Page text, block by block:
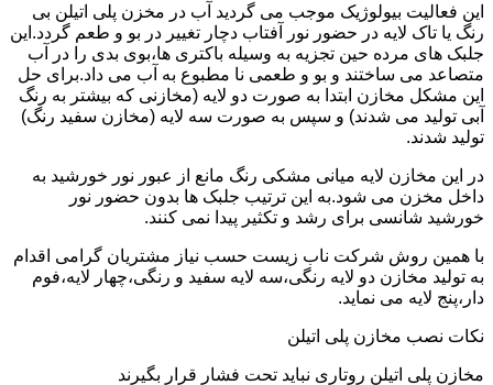
این فعالیت بیولوژیک موجب می گردید آب در مخزن پلی اتیلن بی
رنگ یا تاک لایه در حضور نور آفتاب دچار تغییر در بو و طعم گردد.این
جلبک های مرده حین تجزیه به وسیله باکتری ها،بوی بدی را در آب
متصاعد می ساختند و بو و طعمی نا مطبوع به آب می داد.برای حل
این مشکل مخازن ابتدا به صورت دو لایه (مخازنی که بیشتر به رنگ
آبی تولید می شدند) و سپس به صورت سه لایه (مخازن سفید رنگ)
تولید شدند.
در این مخازن لایه میانی مشکی رنگ مانع از عبور نور خورشید به
داخل مخزن می شود.به این ترتیب جلبک ها بدون حضور نور
خورشید شانسی برای رشد و تکثیر پیدا نمی کنند.
با همین روش شرکت ناب زیست حسب نیاز مشتریان گرامی اقدام
به تولید مخازن دو لایه رنگی،سه لایه سفید و رنگی،چهار لایه،فوم
دار،پنج لایه می نماید.
نکات نصب مخازن پلی اتیلن
مخازن پلی اتیلن روتاری نباید تحت فشار قرار بگیرند